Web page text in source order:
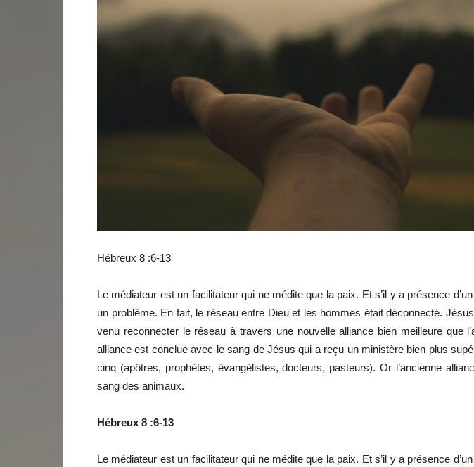
Hébreux 8 :6-13
Le médiateur est un facilitateur qui ne médite que la paix. Et s’il y a présence d’un
un problème. En fait, le réseau entre Dieu et les hommes était déconnecté.
venu reconnecter le réseau à travers une nouvelle alliance bien meilleure que
alliance est conclue avec le sang de Jésus qui a reçu un ministère bien plus
cinq (apôtres, prophètes, évangélistes, docteurs, pasteurs). Or l’ancienne
sang des animaux.
Hébreux 8 :6-13
Le médiateur est un facilitateur qui ne médite que la paix. Et s’il y a présence d’un